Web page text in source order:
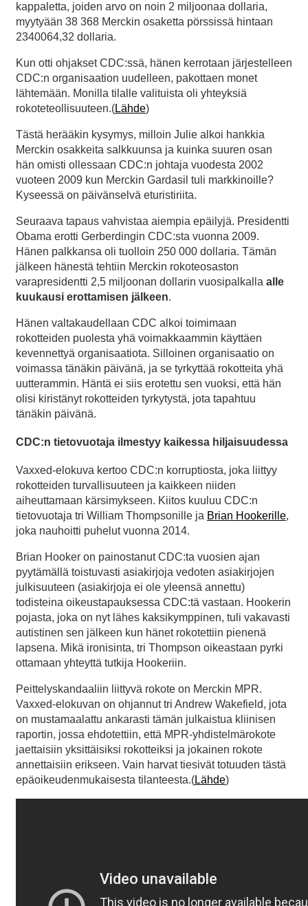
kappaletta, joiden arvo on noin 2 miljoonaa dollaria,
myytyään 38 368 Merckin osaketta pörssissä hintaan
2340064,32 dollaria.
Kun otti ohjakset CDC:ssä, hänen kerrotaan järjestelleen
CDC:n organisaation uudelleen, pakottaen monet
lähtemään. Monilla tilalle valituista oli yhteyksiä
rokoteteollisuuteen.(Lähde)
Tästä herääkin kysymys, milloin Julie alkoi hankkia
Merckin osakkeita salkkuunsa ja kuinka suuren osan
hän omisti ollessaan CDC:n johtaja vuodesta 2002
vuoteen 2009 kun Merckin Gardasil tuli markkinoille?
Kyseessä on päivänselvä eturistiriita.
Seuraava tapaus vahvistaa aiempia epäilyjä. Presidentti
Obama erotti Gerberdingin CDC:sta vuonna 2009.
Hänen palkkansa oli tuolloin 250 000 dollaria. Tämän
jälkeen hänestä tehtiin Merckin rokoteosaston
varapresidentti 2,5 miljoonan dollarin vuosipalkalla alle
kuukausi erottamisen jälkeen.
Hänen valtakaudellaan CDC alkoi toimimaan
rokotteiden puolesta yhä voimakkaammin käyttäen
kevennettyä organisaatiota. Silloinen organisaatio on
voimassa tänäkin päivänä, ja se tyrkyttää rokotteita yhä
uutterammin. Häntä ei siis erotettu sen vuoksi, että hän
olisi kiristänyt rokotteiden tyrkytystä, jota tapahtuu
tänäkin päivänä.
CDC:n tietovuotaja ilmestyy kaikessa hiljaisuudessa
Vaxxed-elokuva kertoo CDC:n korruptiosta, joka liittyy
rokotteiden turvallisuuteen ja kaikkeen niiden
aiheuttamaan kärsimykseen. Kiitos kuuluu CDC:n
tietovuotaja tri William Thompsonille ja Brian Hookerille,
joka nauhoitti puhelut vuonna 2014.
Brian Hooker on painostanut CDC:ta vuosien ajan
pyytämällä toistuvasti asiakirjoja vedoten asiakirjojen
julkisuuteen (asiakirjoja ei ole yleensä annettu)
todisteina oikeustapauksessa CDC:tä vastaan. Hookerin
pojasta, joka on nyt lähes kaksikymppinen, tuli vakavasti
autistinen sen jälkeen kun hänet rokotettiin pienenä
lapsena. Mikä ironisinta, tri Thompson oikeastaan pyrki
ottamaan yhteyttä tutkija Hookeriin.
Peittelyskandaaliin liittyvä rokote on Merckin MPR.
Vaxxed-elokuvan on ohjannut tri Andrew Wakefield, jota
on mustamaalattu ankarasti tämän julkaistua kliinisen
raportin, jossa ehdotettiin, että MPR-yhdistelmärokote
jaettaisiin yksittäisiksi rokotteiksi ja jokainen rokote
annettaisiin erikseen. Vain harvat tiesivät totuuden tästä
epäoikeudenmukaisesta tilanteesta.(Lähde)